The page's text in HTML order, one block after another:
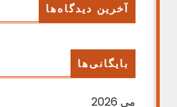
آخرین دیدگاه‌ها
بایگانی‌ها
می 2026